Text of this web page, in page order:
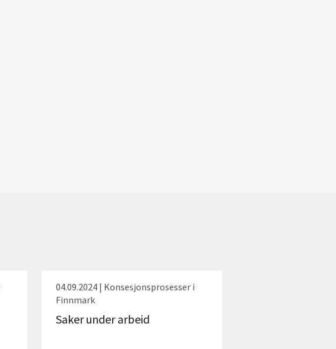
04.09.2024 | Konsesjonsprosesser i
Finnmark
Saker under arbeid